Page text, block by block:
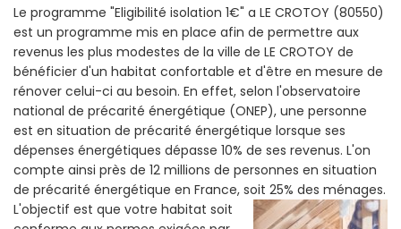
Le programme "Eligibilité isolation 1€" a LE CROTOY (80550)
est un programme mis en place afin de permettre aux
revenus les plus modestes de la ville de LE CROTOY de
bénéficier d'un habitat confortable et d'être en mesure de
rénover celui-ci au besoin. En effet, selon l'observatoire
national de précarité énergétique (ONEP), une personne
est en situation de précarité énergétique lorsque ses
dépenses énergétiques dépasse 10% de ses revenus. L'on
compte ainsi près de 12 millions de personnes en situation
de précarité énergétique en France, soit 25% des ménages.
L'objectif est que votre habitat soit